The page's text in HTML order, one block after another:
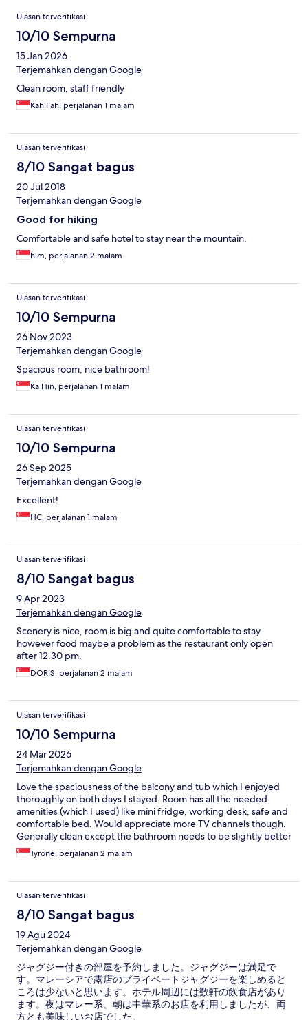
Ulasan
Ulasan terverifikasi
10/10 Sempurna
15 Jan 2026
Terjemahkan dengan Google
Clean room, staff friendly
Kah Fah, perjalanan 1 malam
Ulasan terverifikasi
8/10 Sangat bagus
20 Jul 2018
Terjemahkan dengan Google
Good for hiking
Comfortable and safe hotel to stay near the mountain.
hlm, perjalanan 2 malam
Ulasan terverifikasi
10/10 Sempurna
26 Nov 2023
Terjemahkan dengan Google
Spacious room, nice bathroom!
Ka Hin, perjalanan 1 malam
Ulasan terverifikasi
10/10 Sempurna
26 Sep 2025
Terjemahkan dengan Google
Excellent!
HC, perjalanan 1 malam
Ulasan terverifikasi
8/10 Sangat bagus
9 Apr 2023
Terjemahkan dengan Google
Scenery is nice, room is big and quite comfortable to stay
however food maybe a problem as the restaurant only open
after 12.30 pm.
DORIS, perjalanan 2 malam
Ulasan terverifikasi
10/10 Sempurna
24 Mar 2026
Terjemahkan dengan Google
Love the spaciousness of the balcony and tub which I enjoyed
thoroughly on both days I stayed. Room has all the needed
amenities (which I used) like mini fridge, working desk, safe and
comfortable bed. Would appreciate more TV channels though.
Generally clean except the bathroom needs to be slightly better
maintained. Parking is ample with easy access to the hotel and
rooms. Would be back if around the area.
Tyrone, perjalanan 2 malam
Ulasan terverifikasi
8/10 Sangat bagus
19 Agu 2024
Terjemahkan dengan Google
ジャグジー付きの部屋を予約しました。ジャグジーは満足で
す。マレーシアで露店のプライベートジャグジーを楽しめると
ころは少ないと思います。ホテル周辺には数軒の飲食店があり
ます。夜はマレー系、朝は中華系のお店を利用しましたが、両
方とも美味しいお店でした。